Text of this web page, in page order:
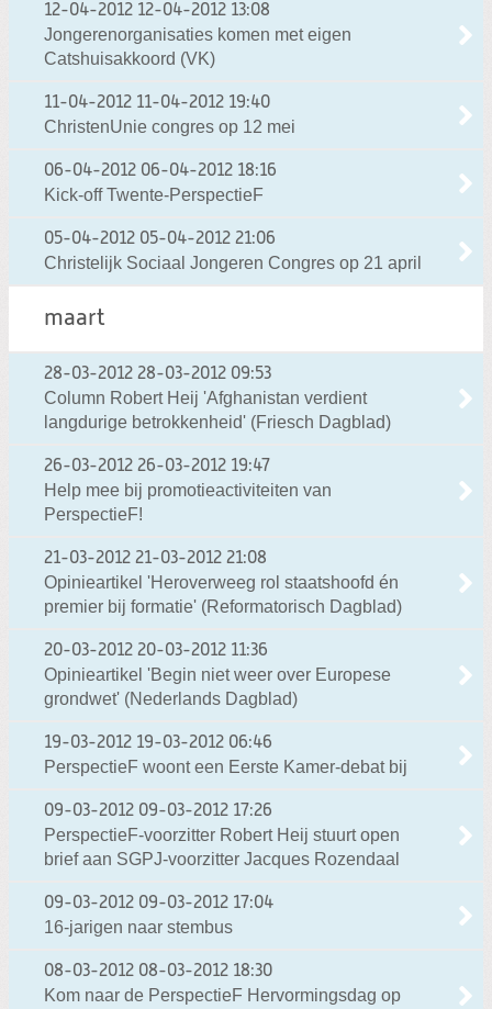
12-04-2012 12-04-2012 13:08
Jongerenorganisaties komen met eigen
Catshuisakkoord (VK)
11-04-2012 11-04-2012 19:40
ChristenUnie congres op 12 mei
06-04-2012 06-04-2012 18:16
Kick-off Twente-PerspectieF
05-04-2012 05-04-2012 21:06
Christelijk Sociaal Jongeren Congres op 21 april
maart
28-03-2012 28-03-2012 09:53
Column Robert Heij 'Afghanistan verdient
langdurige betrokkenheid' (Friesch Dagblad)
26-03-2012 26-03-2012 19:47
Help mee bij promotieactiviteiten van
PerspectieF!
21-03-2012 21-03-2012 21:08
Opinieartikel 'Heroverweeg rol staatshoofd én
premier bij formatie' (Reformatorisch Dagblad)
20-03-2012 20-03-2012 11:36
Opinieartikel 'Begin niet weer over Europese
grondwet' (Nederlands Dagblad)
19-03-2012 19-03-2012 06:46
PerspectieF woont een Eerste Kamer-debat bij
09-03-2012 09-03-2012 17:26
PerspectieF-voorzitter Robert Heij stuurt open
brief aan SGPJ-voorzitter Jacques Rozendaal
09-03-2012 09-03-2012 17:04
16-jarigen naar stembus
08-03-2012 08-03-2012 18:30
Kom naar de PerspectieF Hervormingsdag op